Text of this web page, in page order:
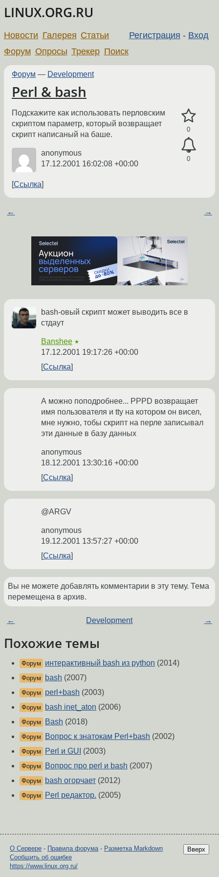
LINUX.ORG.RU
Регистрация - Вход
Новости Галерея Статьи
Форум Опросы Трекер Поиск
Форум — Development
Perl & bash
0
0
Подскажите как использовать перловским
скриптом параметр, который возвращает
скрипт написаный на баше.
anonymous
17.12.2001 16:02:08 +00:00
Ссылка
← →
bash-овый скрипт может выводить все в
стдаут
Banshee ★
17.12.2001 19:17:26 +00:00
Ссылка
А можно поподробнее... PPPD возвращает
имя пользователя и tty на котором он висел,
мне нужно, тобы скрипт на перле записывал
эти данные в базу данных
anonymous
18.12.2001 13:30:16 +00:00
Ссылка
@ARGV
anonymous
19.12.2001 13:57:27 +00:00
Ссылка
Вы не можете добавлять комментарии в эту тему. Тема
перемещена в архив.
← Development →
Похожие темы
Форум интерактивный bash из python (2014)
Форум bash (2007)
Форум perl+bash (2003)
Форум bash inet_aton (2006)
Форум Bash (2018)
Форум Вопрос к знатокам Perl+bash (2002)
Форум Perl и GUI (2003)
Форум Вопрос про perl и bash (2007)
Форум bash огорчает (2012)
Форум Perl редактор. (2005)
Вверх
О Сервере - Правила форума- Разметка Markdown
Сообщить об ошибке
https://www.linux.org.ru/